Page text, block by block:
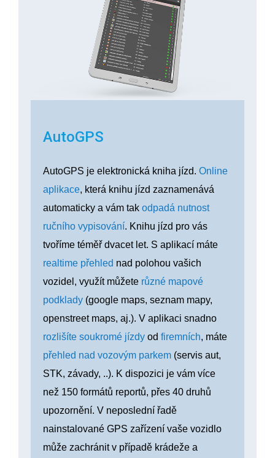
AutoGPS
AutoGPS je elektronická kniha jízd. Online
aplikace, která knihu jízd zaznamenává
automaticky a vám tak odpadá nutnost
ručního vypisování. Knihu jízd pro vás
tvoříme téměř dvacet let. S aplikací máte
realtime přehled nad polohou vašich
vozidel, využít můžete různé mapové
podklady(google maps, seznam mapy,
openstreet maps, aj.). V aplikaci snadno
rozlišíte soukromé jízdyod firemních, máte
přehled nad vozovým parkem(servis aut,
STK, závady, ..). K dispozici je vám více
než 150 formátů reportů, přes 40 druhů
upozornění. V neposlední řadě
nainstalované GPS zařízení vaše vozidlo
může zachránit v případě krádeže a